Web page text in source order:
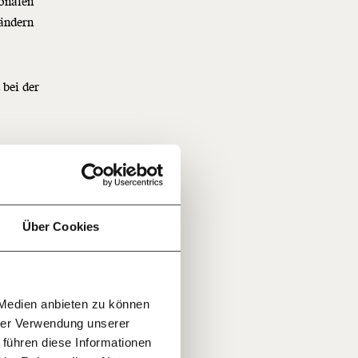
Über Cookies
anbieten zu können
Verwendung unserer
diese Informationen
die
100€ €
der
denen